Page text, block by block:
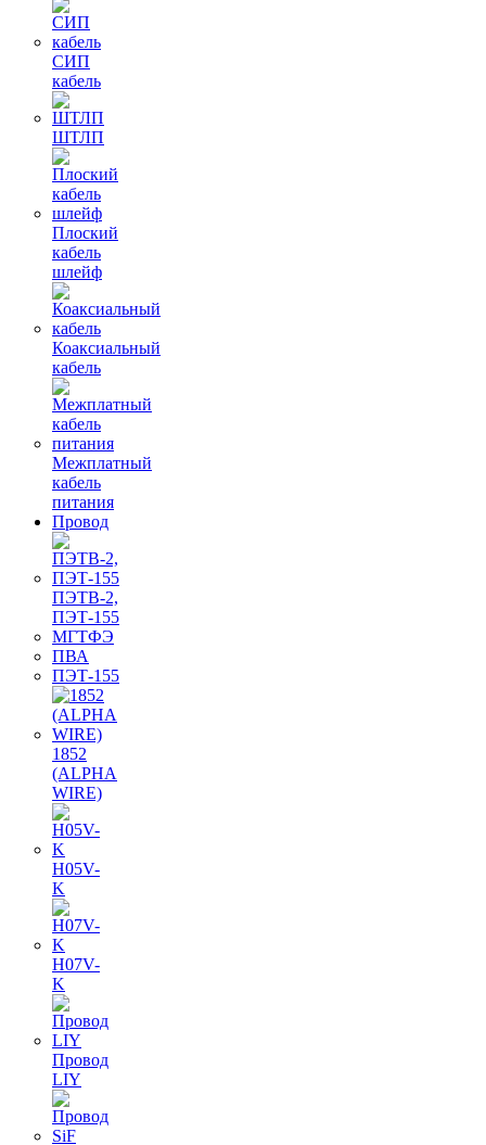
СИП
кабель
ШТЛП
Плоский
кабель
шлейф
Коаксиальный
кабель
Межплатный
кабель
питания
Провод
ПЭТВ-2,
ПЭТ-155
МГТФЭ
ПВА
ПЭТ-155
1852
(ALPHA
WIRE)
H05V-
K
H07V-
K
Провод
LIY